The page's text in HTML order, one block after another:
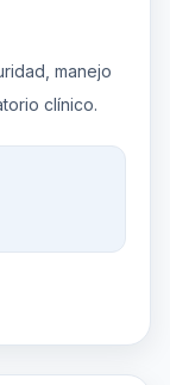
manejo
clínico.